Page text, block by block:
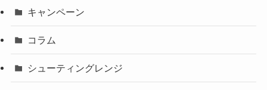
キャンペーン
コラム
シューティングレンジ